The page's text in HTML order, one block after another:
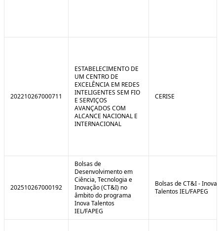
202210267000711
ESTABELECIMENTO DE
UM CENTRO DE
EXCELÊNCIA EM REDES
INTELIGENTES SEM FIO
E SERVIÇOS
AVANÇADOS COM
ALCANCE NACIONAL E
INTERNACIONAL
CERISE
202510267000192
Bolsas de
Desenvolvimento em
Ciência, Tecnologia e
Inovação (CT&I) no
âmbito do programa
Inova Talentos
IEL/FAPEG
Bolsas de CT&I - Inova
Talentos IEL/FAPEG